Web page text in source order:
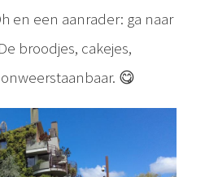
en een aanrader: ga naar
broodjes, cakejes,
😋